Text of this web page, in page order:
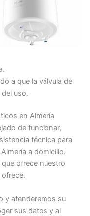
a que la válvula de
uso.
en Almería
de funcionar,
técnica para
a domicilio.
ofrece nuestro
y atenderemos su
sus datos y al